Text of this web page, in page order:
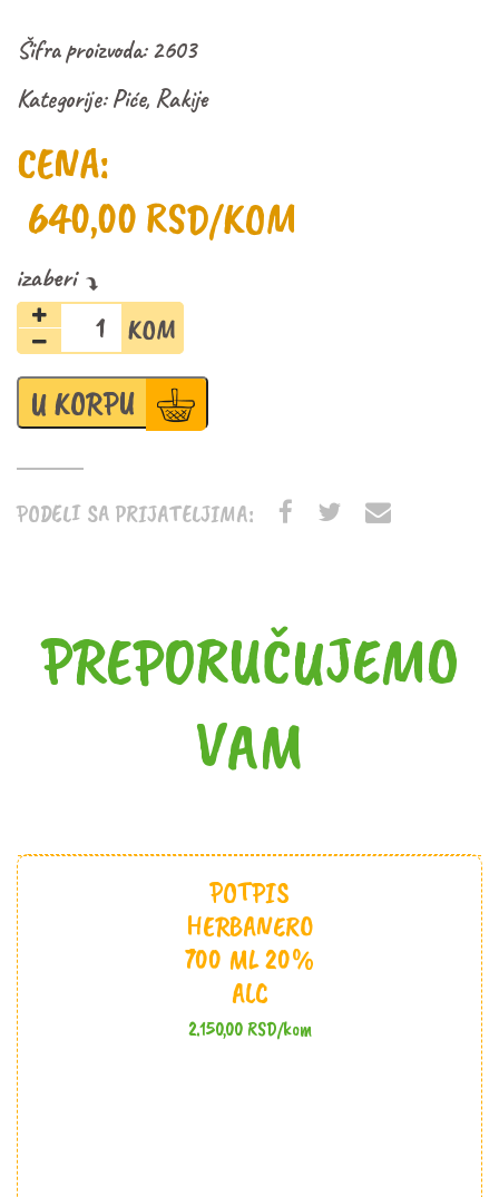
Šifra proizvoda:2603
Kategorije:Piće, Rakije
CENA:
640,00 RSD/KOM
Potpis
Divlja
05
barik
100ml
U KORPU
PODELI SA PRIJATELJIMA:
PREPORUČUJEMO
VAM
POTPIS
HERBANERO
700 ML 20%
ALC
2.150,00RSD/kom